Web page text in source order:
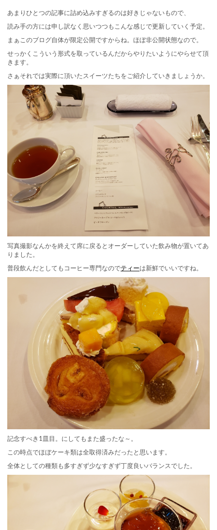
あまりひとつの記事に詰め込みすぎるのは好きじゃないもので、
読み手の方には申し訳なく思いつつもこんな感じで更新していく予定。
まぁこのブログ自体が限定公開ですからね。ほぼ非公開状態なので。
せっかくこういう形式を取っているんだからやりたいようにやらせて頂
きます。
さぁそれでは実際に頂いたスイーツたちをご紹介していきましょうか。
写真撮影なんかを終えて席に戻るとオーダーしていた飲み物が置いてあ
りました。
普段飲んだとしてもコーヒー専門なのでティーは新鮮でいいですね。
記念すべき1皿目。にしてもまた盛ったな～。
この時点でほぼケーキ類は全取得済みだったと思います。
全体としての種類も多すぎず少なすぎず丁度良いバランスでした。